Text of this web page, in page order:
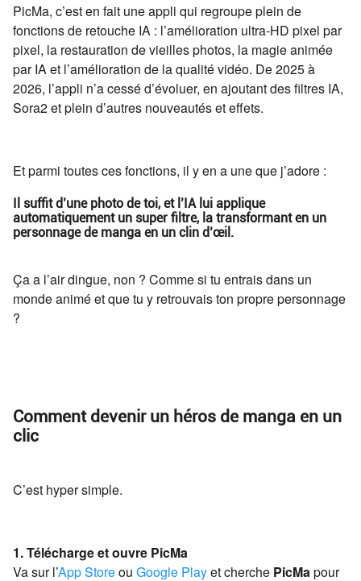
PicMa, c’est en fait une appli qui regroupe plein de
fonctions de retouche IA : l’amélioration ultra-HD pixel par
pixel, la restauration de vieilles photos, la magie animée
par IA et l’amélioration de la qualité vidéo. De 2025 à
2026, l’appli n’a cessé d’évoluer, en ajoutant des filtres IA,
Sora2 et plein d’autres nouveautés et effets.
Et parmi toutes ces fonctions, il y en a une que j’adore :
Il suffit d’une photo de toi, et l’IA lui applique
automatiquement un super filtre, la transformant en un
personnage de manga en un clin d’œil.
Ça a l’air dingue, non ? Comme si tu entrais dans un
monde animé et que tu y retrouvais ton propre personnage
?
Comment devenir un héros de manga en un
clic
C’est hyper simple.
1. Télécharge et ouvre PicMa
Va sur l’App Storeou Google Playet cherche PicMapour